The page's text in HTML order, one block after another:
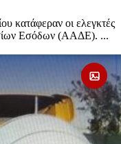
κατάφεραν οι ελεγκτές
Εσόδων (ΑΑΔΕ). ...